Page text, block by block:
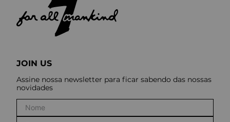
JOIN US
Assine nossa newsletter para ficar sabendo das nossas
novidades